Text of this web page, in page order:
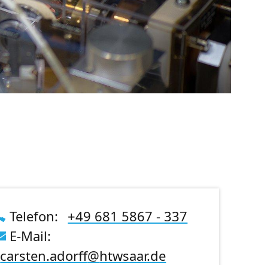
Telefon: +49 681 5867 - 337
E-Mail:
carsten.adorff@htwsaar.de